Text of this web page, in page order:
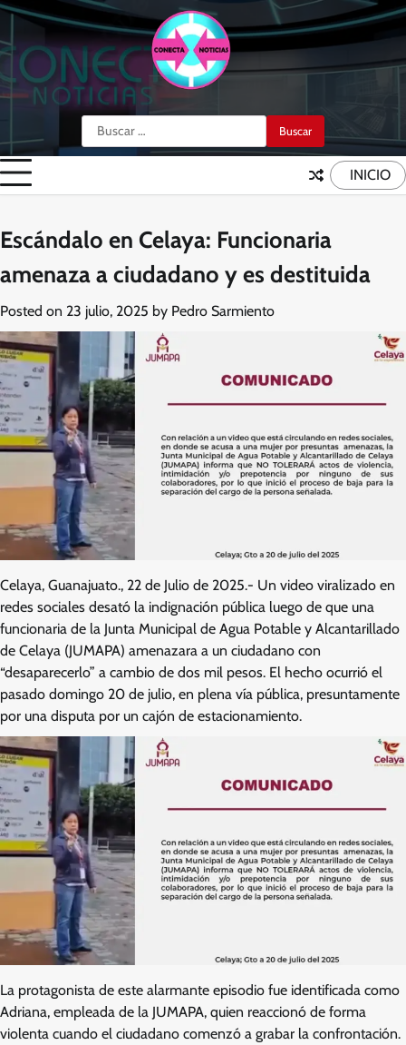
Skip
content
Buscar:
INICIO
Escándalo en Celaya: Funcionaria
amenaza a ciudadano y es destituida
Posted on 23 julio, 2025 by Pedro Sarmiento
Celaya, Guanajuato., 22 de Julio de 2025.- Un video viralizado en
redes sociales desató la indignación pública luego de que una
funcionaria de la Junta Municipal de Agua Potable y Alcantarillado
de Celaya (JUMAPA) amenazara a un ciudadano con
“desaparecerlo” a cambio de dos mil pesos. El hecho ocurrió el
pasado domingo 20 de julio, en plena vía pública, presuntamente
por una disputa por un cajón de estacionamiento.
La protagonista de este alarmante episodio fue identificada como
Adriana, empleada de la JUMAPA, quien reaccionó de forma
violenta cuando el ciudadano comenzó a grabar la confrontación.